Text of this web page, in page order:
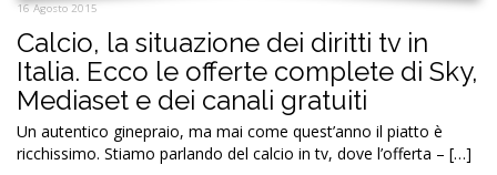
16 Agosto 2015
Calcio, la situazione dei diritti tv in
Italia. Ecco le offerte complete di Sky,
Mediaset e dei canali gratuiti
Un autentico ginepraio, ma mai come quest’anno il piatto è
ricchissimo. Stiamo parlando del calcio in tv, dove l’offerta – […]